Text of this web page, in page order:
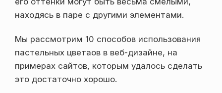
находясь в паре с другими элементами.
Мы расcмотрим 10 способов использования
пастельных цветаов в веб-дизайне, на
примерах сайтов, которым удалось сделать
это достаточно хорошо.